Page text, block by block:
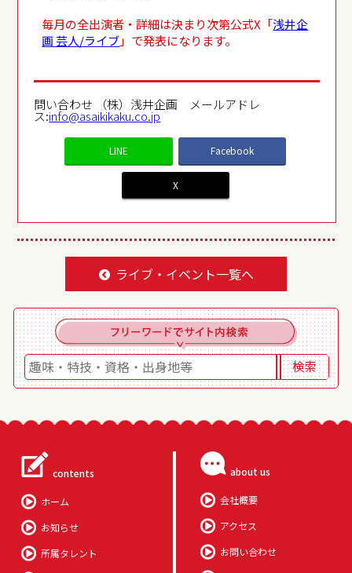
毎月の全出演者・詳細は決まり次第公式X「浅井企
画 芸人/ライブ」で発表になります。
問い合わせ （株）浅井企画 メールアドレ
ス:info@asaikikaku.co.jp
LINE Facebook
X
ライブ・イベント一覧へ
contents
ホーム
お知らせ
所属タレント
about us
会社概要
アクセス
お問い合わせ